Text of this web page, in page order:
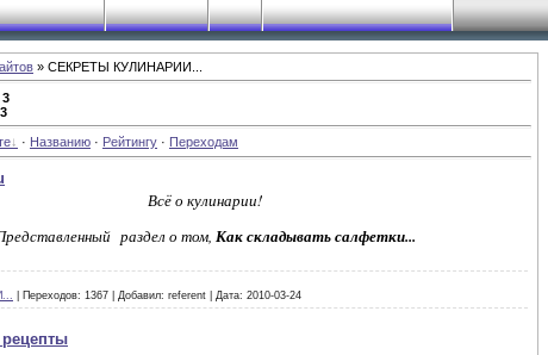
» СЕКРЕТЫ КУЛИНАРИИ...
3
· Названию · Рейтингу · Переходам
Всё о кулинарии!
раздел о том, Как складывать салфетки...
Переходов: 1367 Добавил: referent Дата: 2010-03-24